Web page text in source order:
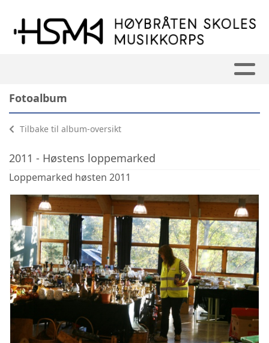
Fotoalbum
Tilbake til album-oversikt
2011 - Høstens loppemarked
Loppemarked høsten 2011